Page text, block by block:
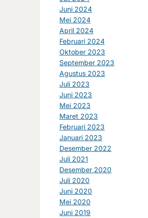
Juni 2024
Mei 2024
April 2024
Februari 2024
Oktober 2023
September 2023
Agustus 2023
Juli 2023
Juni 2023
Mei 2023
Maret 2023
Februari 2023
Januari 2023
Desember 2022
Juli 2021
Desember 2020
Juli 2020
Juni 2020
Mei 2020
Juni 2019